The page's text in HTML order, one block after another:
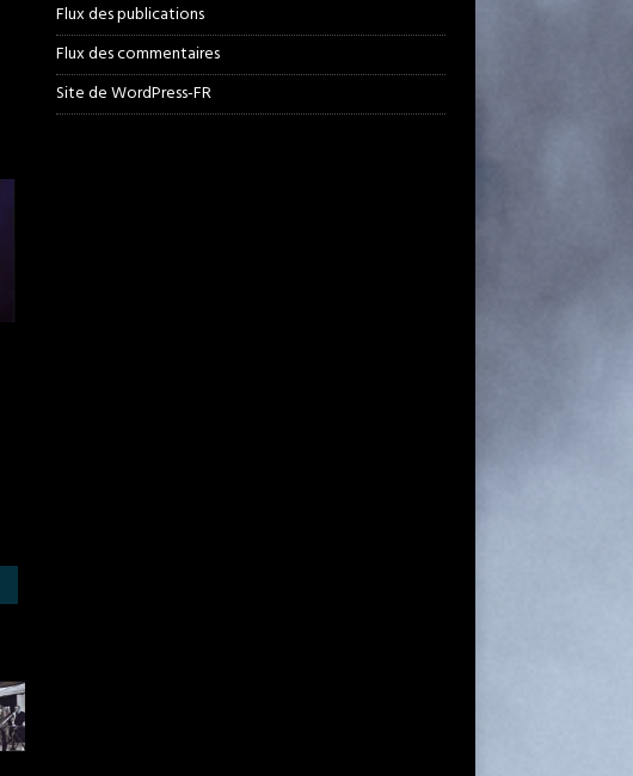
Flux des publications
Flux des commentaires
Site de WordPress-FR